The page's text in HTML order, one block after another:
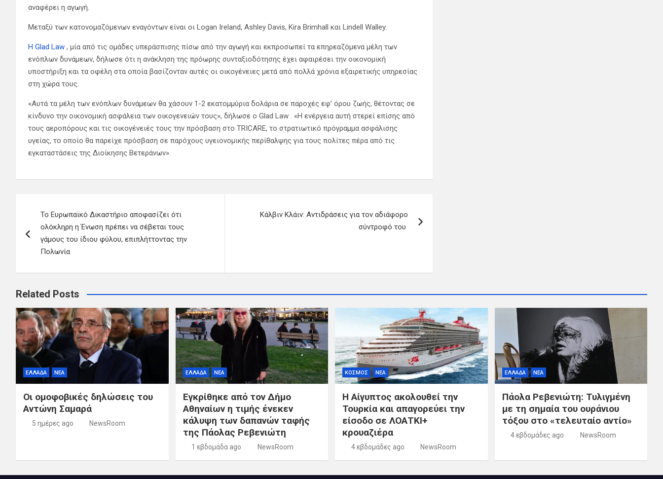
αναφέρει η αγωγή.
Μεταξύ των κατονομαζόμενων εναγόντων είναι οι Logan Ireland, Ashley Davis, Kira Brimhall και Lindell Walley.
Η Glad Law , μία από τις ομάδες υπεράσπισης πίσω από την αγωγή και εκπροσωπεί τα επηρεαζόμενα μέλη των
ενόπλων δυνάμεων, δήλωσε ότι η ανάκληση της πρόωρης συνταξιοδότησης έχει αφαιρέσει την οικονομική
υποστήριξη και τα οφέλη στα οποία βασίζονταν αυτές οι οικογένειες μετά από πολλά χρόνια εξαιρετικής υπηρεσίας
στη χώρα τους.
«Αυτά τα μέλη των ενόπλων δυνάμεων θα χάσουν 1-2 εκατομμύρια δολάρια σε παροχές εφ’ όρου ζωής, θέτοντας σε
κίνδυνο την οικονομική ασφάλεια των οικογενειών τους», δήλωσε ο Glad Law . «Η ενέργεια αυτή στερεί επίσης από
τους αεροπόρους και τις οικογένειές τους την πρόσβαση στο TRICARE, το στρατιωτικό πρόγραμμα ασφάλισης
υγείας, το οποίο θα παρείχε πρόσβαση σε παρόχους υγειονομικής περίθαλψης για τους πολίτες πέρα ​​από τις
εγκαταστάσεις της Διοίκησης Βετεράνων».
άρθρων
Το Ευρωπαϊκό Δικαστήριο αποφασίζει ότι
ολόκληρη η Ένωση πρέπει να σέβεται τους
γάμους του ίδιου φύλου, επιπλήττοντας την
Πολωνία
Κάλβιν Κλάιν: Αντιδράσεις για τον αδιάφορο
σύντροφό του
Related Posts
ΕΛΛΑΔΑ ΝΕΑ
Οι ομοφοβικές δηλώσεις του
Αντώνη Σαμαρά
5 ημέρες ago NewsRoom
ΕΛΛΑΔΑ ΝΕΑ
Εγκρίθηκε από τον Δήμο
Αθηναίων η τιμής ένεκεν
κάλυψη των δαπανών ταφής
της Πάολας Ρεβενιώτη
1 εβδομάδα ago NewsRoom
ΚΟΣΜΟΣ ΝΕΑ
Η Αίγυπτος ακολουθεί την
Τουρκία και απαγορεύει την
είσοδο σε ΛΟΑΤΚΙ+
κρουαζιέρα
4 εβδομάδες ago NewsRoom
ΕΛΛΑΔΑ ΝΕΑ
Πάολα Ρεβενιώτη: Τυλιγμένη
με τη σημαία του ουράνιου
τόξου στο «τελευταίο αντίο»
4 εβδομάδες ago NewsRoom